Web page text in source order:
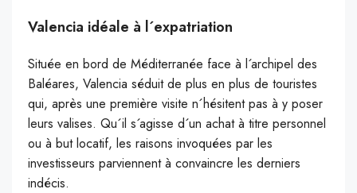
Valencia idéale à l´expatriation
Située en bord de Méditerranée face à l´archipel des
Baléares, Valencia séduit de plus en plus de touristes
qui, après une première visite n´hésitent pas à y poser
leurs valises. Qu´il s´agisse d´un achat à titre personnel
ou à but locatif, les raisons invoquées par les
investisseurs parviennent à convaincre les derniers
indécis.